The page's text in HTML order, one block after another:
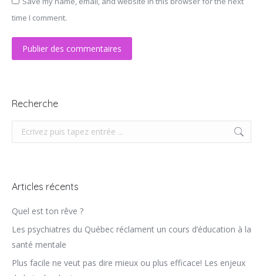
time I comment.
Publier des commentaires
Recherche
Recherche
Articles récents
Quel est ton rêve ?
Les psychiatres du Québec réclament un cours d’éducation à la
santé mentale
Plus facile ne veut pas dire mieux ou plus efficace! Les enjeux